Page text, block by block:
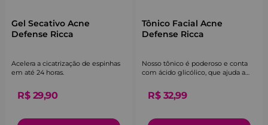
Gel Secativo Acne
Defense Ricca
Acelera a cicatrização de espinhas
em até 24 horas.
R$ 29,90
Tônico Facial Acne
Defense Ricca
Nosso tônico é poderoso e conta
com ácido glicólico, que ajuda a
como rugas, linhas finas e manchas
R$ 32,99